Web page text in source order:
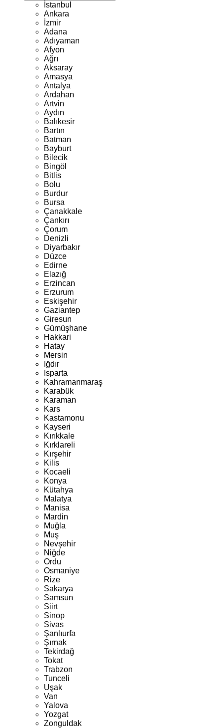
İstanbul
Ankara
İzmir
Adana
Adıyaman
Afyon
Ağrı
Aksaray
Amasya
Antalya
Ardahan
Artvin
Aydın
Balıkesir
Bartın
Batman
Bayburt
Bilecik
Bingöl
Bitlis
Bolu
Burdur
Bursa
Çanakkale
Çankırı
Çorum
Denizli
Diyarbakır
Düzce
Edirne
Elazığ
Erzincan
Erzurum
Eskişehir
Gaziantep
Giresun
Gümüşhane
Hakkari
Hatay
Mersin
Iğdır
Isparta
Kahramanmaraş
Karabük
Karaman
Kars
Kastamonu
Kayseri
Kırıkkale
Kırklareli
Kırşehir
Kilis
Kocaeli
Konya
Kütahya
Malatya
Manisa
Mardin
Muğla
Muş
Nevşehir
Niğde
Ordu
Osmaniye
Rize
Sakarya
Samsun
Siirt
Sinop
Sivas
Şanlıurfa
Şırnak
Tekirdağ
Tokat
Trabzon
Tunceli
Uşak
Van
Yalova
Yozgat
Zonguldak